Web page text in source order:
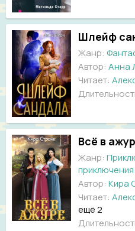
Шлейф
Жанр:
Автор: Анна
Читает:
Всё в
Жанр:
приключения
Автор: Кира
Читает:
ещё 2